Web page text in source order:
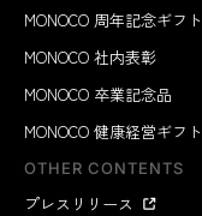
MONOCO 周年記念ギフト
MONOCO 社内表彰
MONOCO 卒業記念品
MONOCO 健康経営ギフト
OTHER CONTENTS
プレスリリース